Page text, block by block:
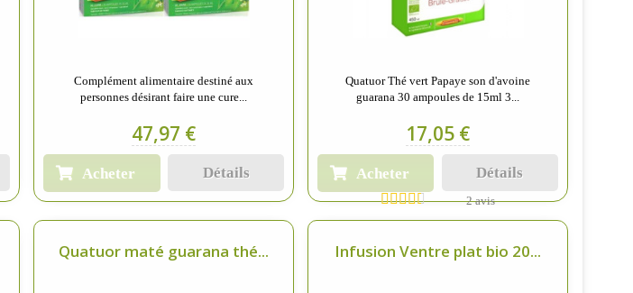
Complément alimentaire destiné aux
personnes désirant faire une cure...
47,97 €
Acheter Détails
Quatuor Thé vert Papaye son d'avoine
guarana 30 ampoules de 15ml 3...
17,05 €
Acheter Détails
2 avis
Quatuor maté guarana thé... Infusion Ventre plat bio 20...